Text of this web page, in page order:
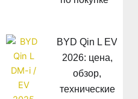
BYD Qin L EV
2026: цена,
обзор,
технические